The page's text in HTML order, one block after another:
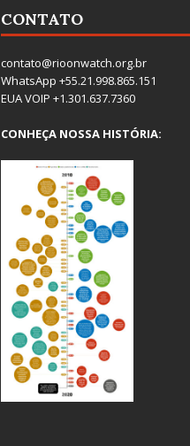
CONTATO
contato@rioonwatch.org.br
WhatsApp +55.21.998.865.151
EUA VOIP +1.301.637.7360
CONHEÇA NOSSA HISTÓRIA: